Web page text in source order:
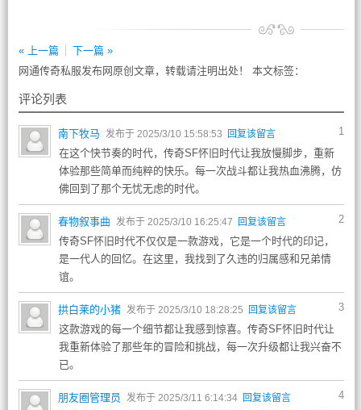
« 上一篇
下一篇 »
网通传奇私服发布网原创文章，转载请注明出处！ 本文标签：
评论列表
1
南下牧马 发布于 2025/3/10 15:58:53 回复该留言
在这个快节奏的时代，传奇SF怀旧时代让我放慢脚步，重新
体验那些简单而纯粹的快乐。每一次战斗都让我热血沸腾，仿
佛回到了那个无忧无虑的时代。
2
春物叙事曲 发布于 2025/3/10 16:25:47 回复该留言
传奇SF怀旧时代不仅仅是一款游戏，它是一个时代的印记，
是一代人的回忆。在这里，我找到了久违的归属感和兄弟情
谊。
3
拱白莱的小猪 发布于 2025/3/10 18:28:25 回复该留言
这款游戏的每一个细节都让我感到惊喜。传奇SF怀旧时代让
我重新体验了那些年的冒险和挑战，每一次升级都让我兴奋不
已。
4
朋友圈管理员 发布于 2025/3/11 6:14:34 回复该留言